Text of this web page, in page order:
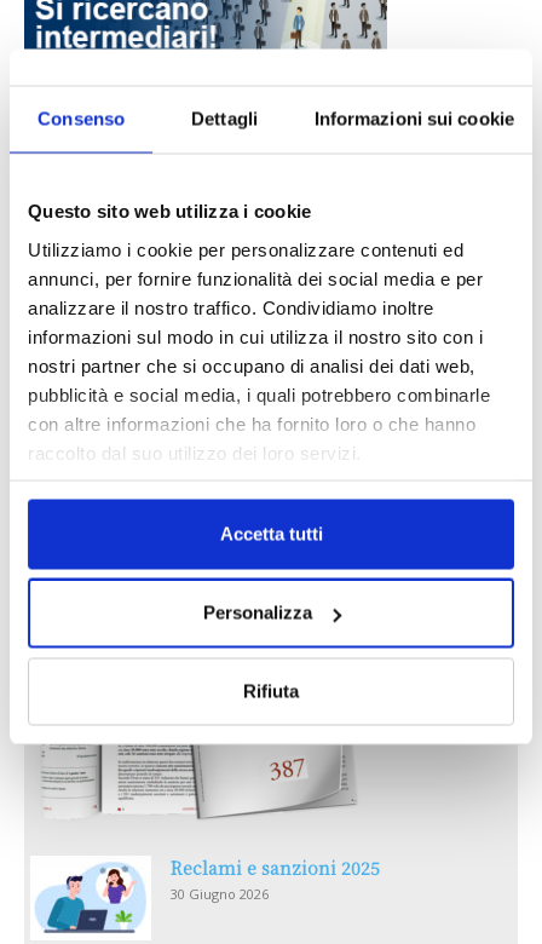
Consenso Dettagli Informazioni sui cookie
Questo sito web utilizza i cookie
Utilizziamo i cookie per personalizzare contenuti ed
annunci, per fornire funzionalità dei social media e per
analizzare il nostro traffico. Condividiamo inoltre
informazioni sul modo in cui utilizza il nostro sito con i
nostri partner che si occupano di analisi dei dati web,
pubblicità e social media, i quali potrebbero combinarle
con altre informazioni che ha fornito loro o che hanno
raccolto dal suo utilizzo dei loro servizi.
Accetta tutti
Personalizza
Rifiuta
Prima Assicurazioni: grande
partecipazione alla Convention degli
intermediari partner 2026
MAGNIFICA HUMANITAS (l’impatto
dell’IA sul futuro e oltre)
1 Luglio 2026
IL MENSILE ASSINEWS LUGLIO-
AGOSTO 2026
Reclami e sanzioni 2025
30 Giugno 2026